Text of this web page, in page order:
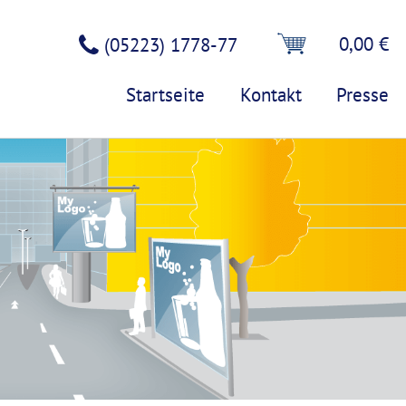
(05223) 1778-77 0,00 €
Startseite Kontakt Presse